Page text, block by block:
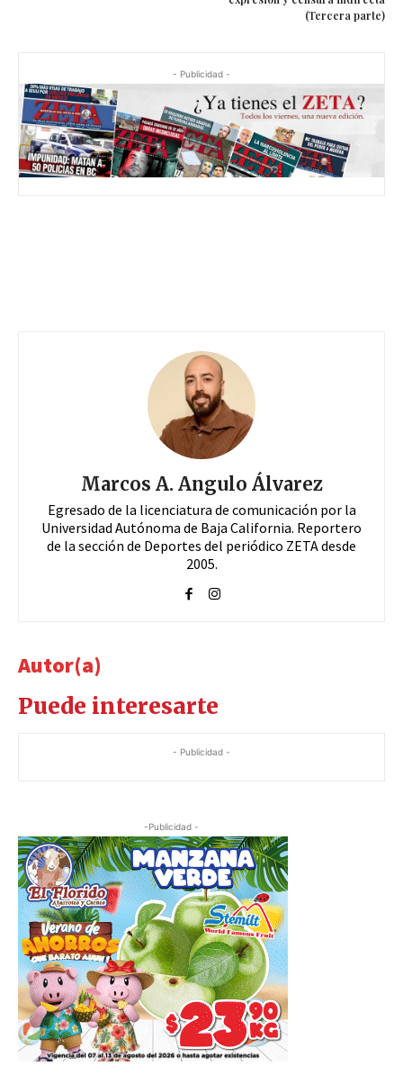
(Tercera parte)
- Publicidad -
Marcos A. Angulo Álvarez
Egresado de la licenciatura de comunicación por la
Universidad Autónoma de Baja California. Reportero
de la sección de Deportes del periódico ZETA desde
2005.
Autor(a)
Puede interesarte
- Publicidad -
-Publicidad -